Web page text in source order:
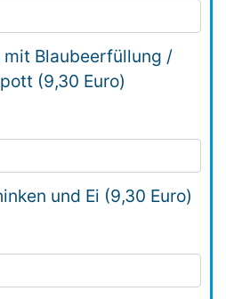
mit Blaubeerfüllung /
(9,30 Euro)
und Ei (9,30 Euro)